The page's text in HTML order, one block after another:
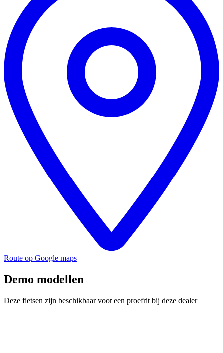
Route op Google maps
Demo modellen
Deze fietsen zijn beschikbaar voor een proefrit bij deze dealer